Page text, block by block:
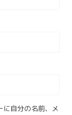
に自分の名前、メ